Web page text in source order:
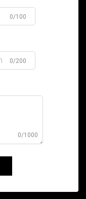
0/100
0/200
0/1000